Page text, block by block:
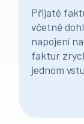
Přijaté
včetně
napojení
faktur
jednom